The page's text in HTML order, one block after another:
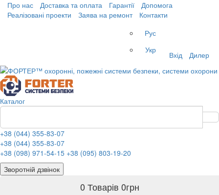
Про нас Доставка та оплата Гарантії
Допомога
Реалізовані проекти
Заява на ремонт
Контакти
Рус
Укр
Вхід Дилер
Каталог
+38 (044) 355-83-07
+38 (044) 355-83-07
+38 (098) 971-54-15 +38 (095) 803-19-20
Зворотній дзвінок
0 Товарів 0грн